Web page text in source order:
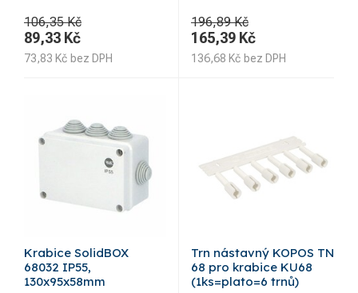
106,35 Kč
89,33 Kč
73,83 Kč bez DPH
196,89 Kč
165,39 Kč
136,68 Kč bez DPH
Krabice SolidBOX
68032 IP55,
130x95x58mm
Trn nástavný KOPOS TN
68 pro krabice KU68
(1ks=plato=6 trnů)